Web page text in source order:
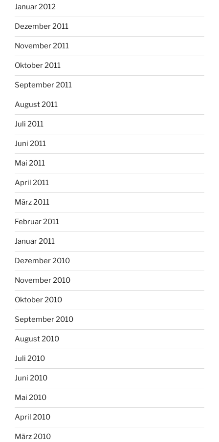
Januar 2012
Dezember 2011
November 2011
Oktober 2011
September 2011
August 2011
Juli 2011
Juni 2011
Mai 2011
April 2011
März 2011
Februar 2011
Januar 2011
Dezember 2010
November 2010
Oktober 2010
September 2010
August 2010
Juli 2010
Juni 2010
Mai 2010
April 2010
März 2010